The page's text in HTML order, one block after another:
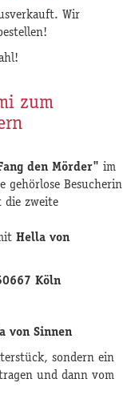
Wir
zum
den Mörder" im
gehörlose Besucherin
die zweite
Hella von
Köln
von Sinnen
sondern ein
und dann vom